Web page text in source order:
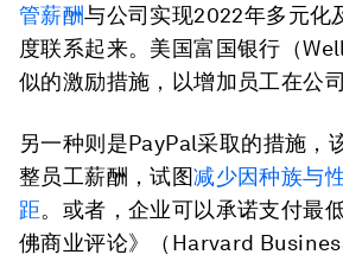
管薪酬与公司实现2022年多元化
度联系起来。美国富国银行（
似的激励措施，以增加员工在公
另一种则是PayPal采取的措施，
整员工薪酬，试图减少因种族与
距。或者，企业可以承诺支付最
佛商业评论》（Harvard